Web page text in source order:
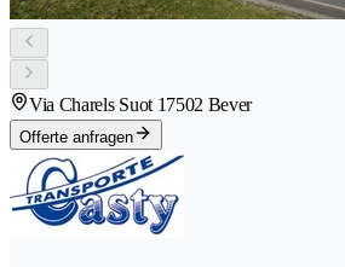
Via Charels Suot 17502 Bever
Offerte anfragen